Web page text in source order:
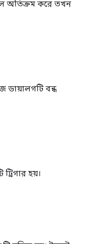
অতিক্রম করে তখন
ডায়ালগটি বন্ধ
হয়।